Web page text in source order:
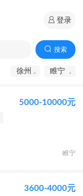
登录
搜索
徐州 睢宁
5000-10000元
睢宁
3600-4000元